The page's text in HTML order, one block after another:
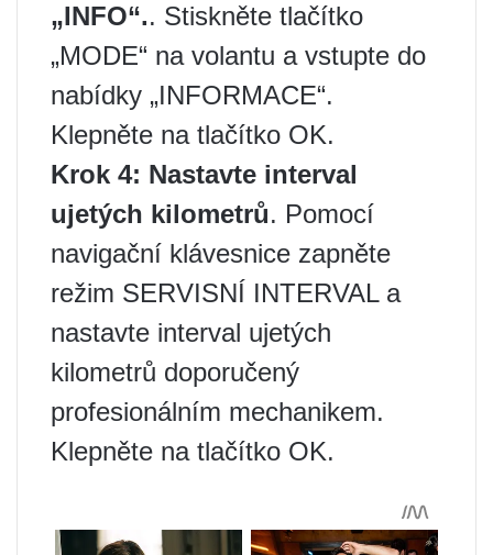
„INFO“.. Stiskněte tlačítko
„MODE“ na volantu a vstupte do
nabídky „INFORMACE“.
Klepněte na tlačítko OK.
Krok 4: Nastavte interval
ujetých kilometrů. Pomocí
navigační klávesnice zapněte
režim SERVISNÍ INTERVAL a
nastavte interval ujetých
kilometrů doporučený
profesionálním mechanikem.
Klepněte na tlačítko OK.